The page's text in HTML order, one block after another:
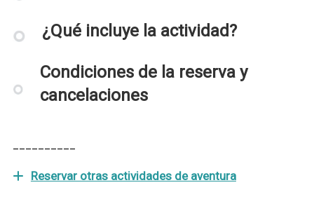
¿Qué incluye la actividad?
Condiciones de la reserva y
cancelaciones
Reservar otras actividades de aventura